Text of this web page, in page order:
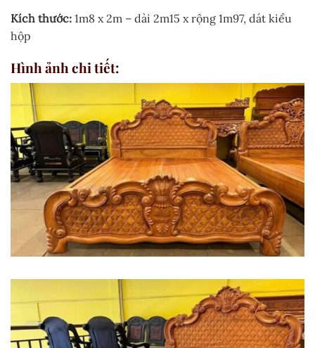
Kích thước: 1m8 x 2m – dài 2m15 x rộng 1m97, dát kiểu
hộp
Hình ảnh chi tiết: